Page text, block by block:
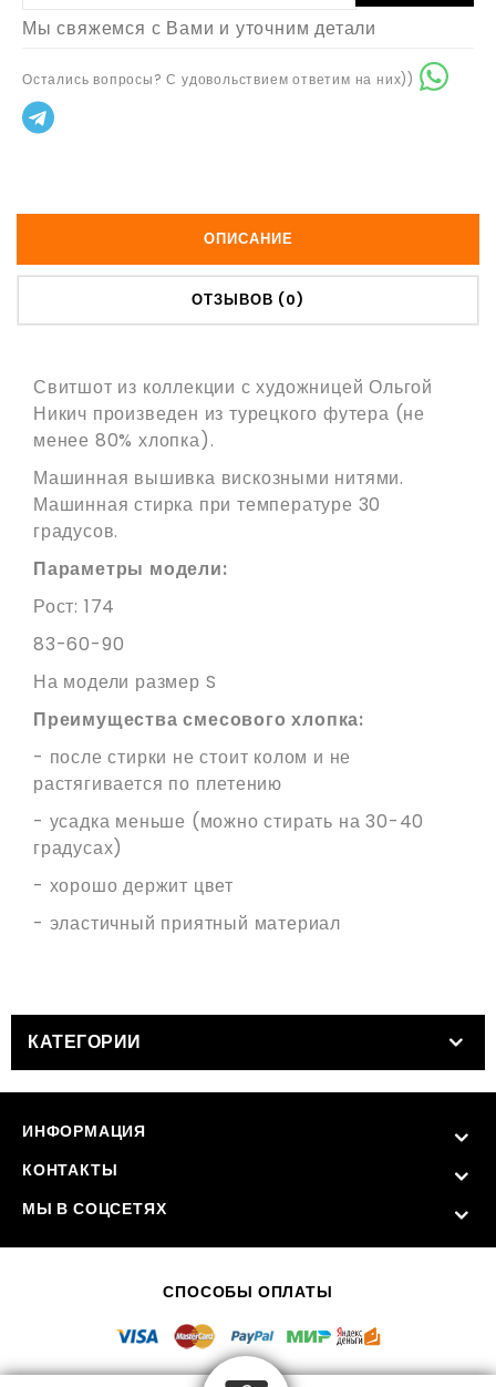
Мы свяжемся с Вами и уточним детали
Остались вопросы? С удовольствием ответим на них))
ОПИСАНИЕ
ОТЗЫВОВ (0)
Свитшот из коллекции с художницей Ольгой
Никич произведен из турецкого футера (не
менее 80% хлопка).
Машинная вышивка вискозными нитями.
Машинная стирка при температуре 30
градусов.
Параметры модели:
Рост: 174
83-60-90
На модели размер S
Преимущества смесового хлопка:
- после стирки не стоит колом и не
растягивается по плетению
- усадка меньше (можно стирать на 30-40
градусах)
- хорошо держит цвет
- эластичный приятный материал
КАТЕГОРИИ
ИНФОРМАЦИЯ
КОНТАКТЫ
МЫ В СОЦСЕТЯХ
СПОСОБЫ ОПЛАТЫ